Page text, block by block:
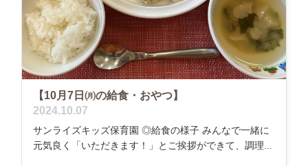
【10月7日㈪の給食・おやつ】
2024.10.07
サンライズキッズ保育園 ◎給食の様子 みんなで一緒に
元気良く「いただきます！」とご挨拶ができて、調理...